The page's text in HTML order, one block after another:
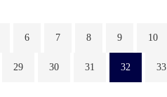
6 7 8 9 10
29 30 31 32 33